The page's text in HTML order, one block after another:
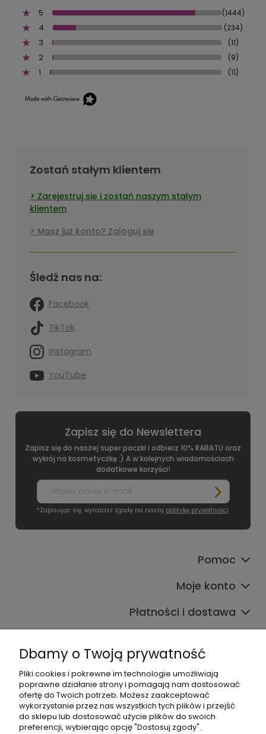
5
(1444)
4 (234)
3 (11)
2 (9)
1 (11)
Zostań stałym klientem
Zarejestruj się i zostań naszym stałym
klientem
Masz już konto? Zaloguj się
Śledź nas na:
Facebook
TikTok
Instagram
YouTube
Zapisz się do Newslettera
Zapisz się do naszej super paczki i odbierz 10% RABATU oraz
wykrój na kosmetyczkę :) A w kolejnych wiadomościach
dodatkowe korzyści!
*Zapisując się, wyrażasz zgodę na naszą politykę prywatności.
Pomoc
Moje konto
Płatności i dostawa
Dbamy o Twoją prywatność
Pliki cookies i pokrewne im technologie umożliwiają
poprawne działanie strony i pomagają nam dostosować
ofertę do Twoich potrzeb. Możesz zaakceptować
wykorzystanie przez nas wszystkich tych plików i przejść
do sklepu lub dostosować użycie plików do swoich
preferencji, wybierając opcję "Dostosuj zgody".